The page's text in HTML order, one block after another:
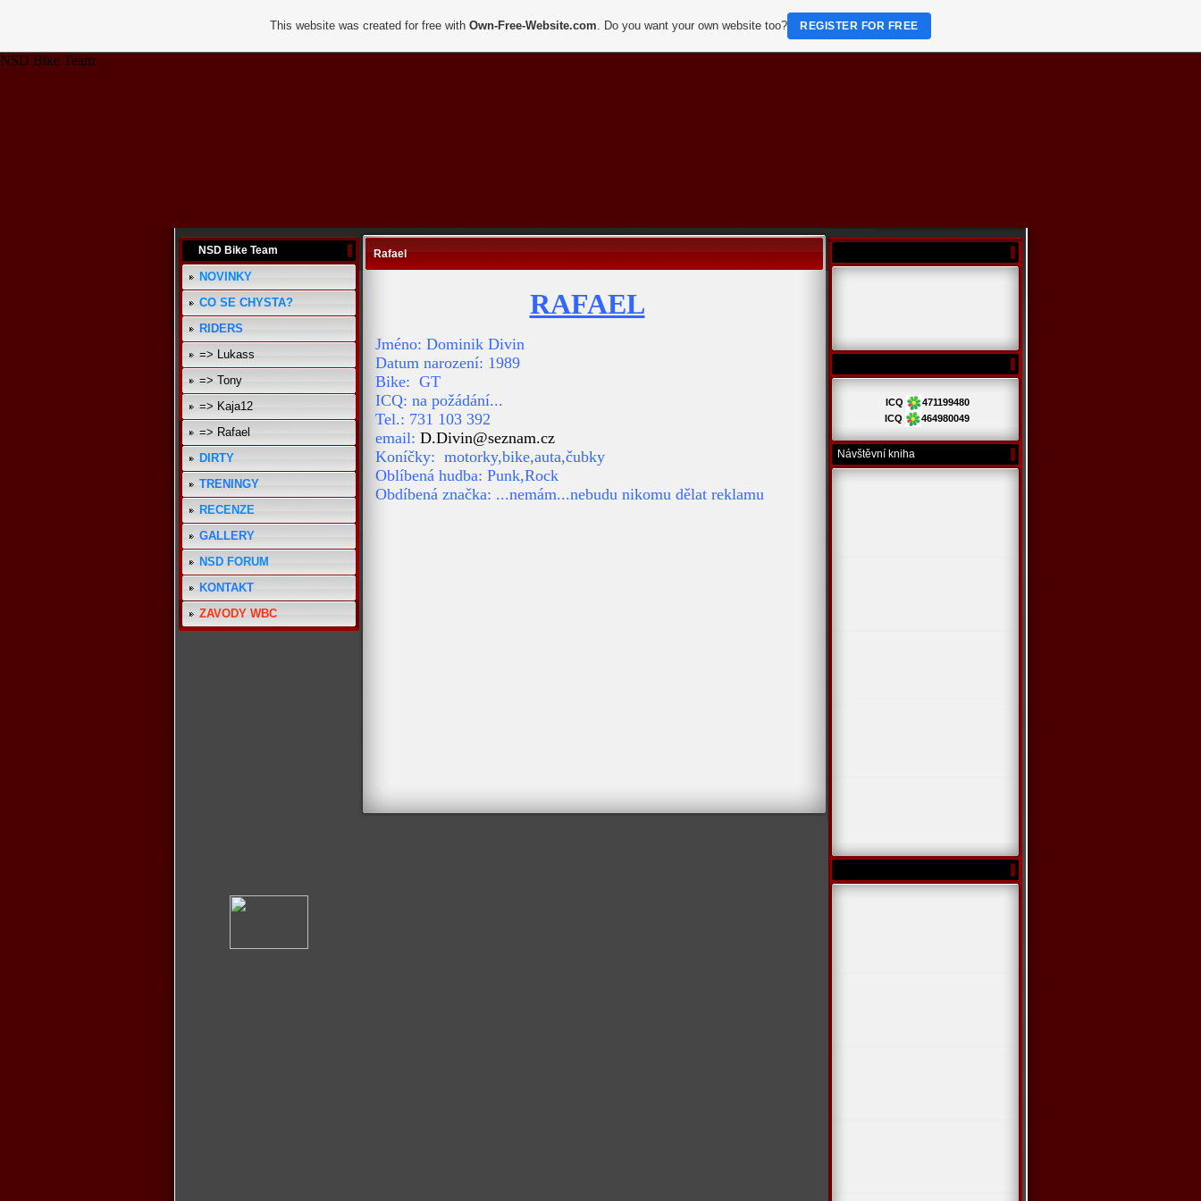
NSD Bike Team
NSD Bike Team
NOVINKY
CO SE CHYSTA?
RIDERS
=> Lukass
=> Tony
=> Kaja12
=> Rafael
DIRTY
TRENINGY
RECENZE
GALLERY
NSD FORUM
KONTAKT
ZAVODY WBC
Rafael
RAFAEL
Jméno: Dominik Divin
Datum narození: 1989
Bike: GT
ICQ: na požádání...
Tel.: 731 103 392
email: D.Divin@seznam.cz
Koníčky: motorky,bike,auta,čubky
Oblíbená hudba: Punk,Rock
Obdíbená značka: ...nemám...nebudu nikomu dělat reklamu
ICQ
471199480
ICQ
464980049
Návštěvní kniha
This website was created for free withOwn-Free-Website.com. Do you want your own website too? REGISTER FOR FREE